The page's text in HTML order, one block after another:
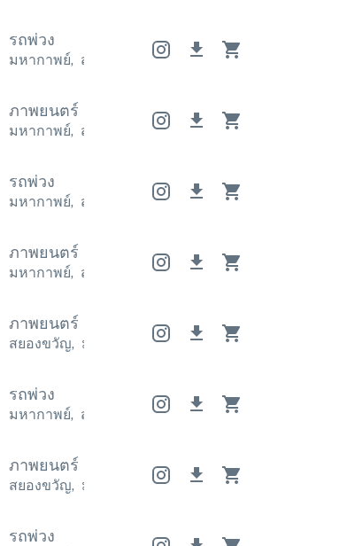
รถพ่วง
มหากาพย์, สยองขวัญ มหากาพย์ สยองขวัญ
ภาพยนตร์ ภาพยนตร์ ภาพยนตร์
มหากาพย์, สร้างแรงบันดาลใจ มหากาพย์
รถพ่วง
มหากาพย์, สร้างแรงบันดาลใจ มหากาพย์
ภาพยนตร์ ภาพยนตร์ ภาพยนตร์
มหากาพย์, สยองขวัญ มหากาพย์ สยองขวัญ
ภาพยนตร์ ภาพยนตร์ ภาพยนตร์
สยองขวัญ, มหากาพย์ สยองขวัญ มหากาพย์
รถพ่วง
มหากาพย์, สุดขีด มหากาพย์ , สุดขีด
ภาพยนตร์ ภาพยนตร์ ภาพยนตร์
สยองขวัญ, มหากาพย์ สยองขวัญ มหากาพย์
รถพ่วง